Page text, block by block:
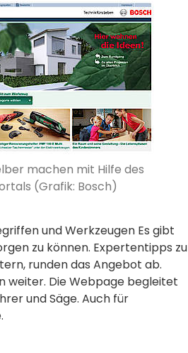
machen mit Hilfe des
(Grafik: Bosch)
und Werkzeugen Es gibt
zu können. Expertentipps zu
runden das Angebot ab.
weiter. Die Webpage begleitet
und Säge. Auch für